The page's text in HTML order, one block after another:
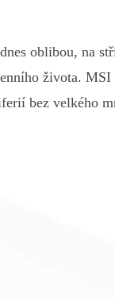
oblibou, na
života.
bez velkého